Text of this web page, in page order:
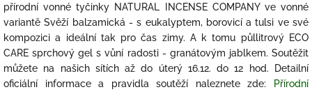
přírodní vonné tyčinky NATURAL INCENSE COMPANY ve vonné
variantě Svěží balzamická - s eukalyptem, borovicí a tulsi ve své
kompozici a ideální tak pro čas zimy. A k tomu půllitrový ECO
CARE sprchový gel s vůní radosti - granátovým jablkem. Soutěžit
můžete na našich sítích až do úterý 16.12. do 12 hod. Detailní
oficiální informace a pravidla soutěží naleznete zde:
Přírodní